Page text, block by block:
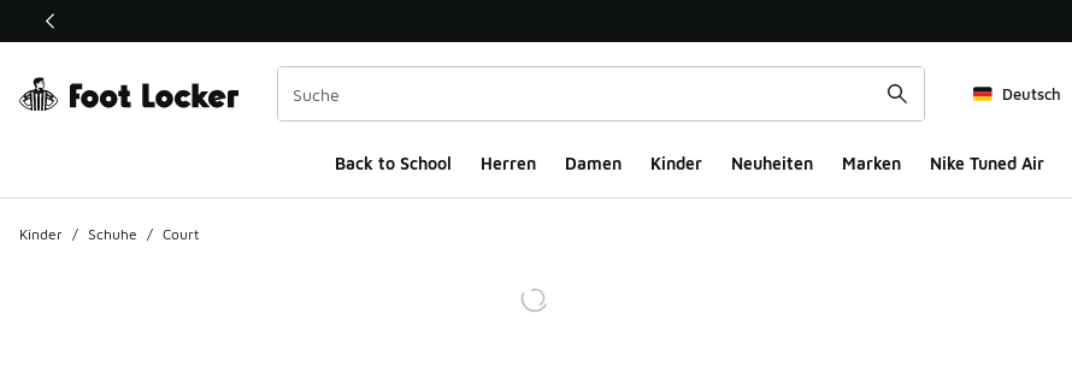
Dieser Link öffnet sich in einem neuen Fenster
Deutsch
Back to School Herren Damen Kinder Neuheiten Marken Nike Tuned Air
Kinder / Schuhe / Court